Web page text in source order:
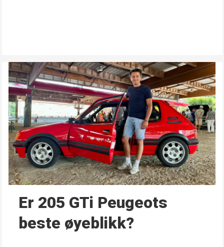
Er 205 GTi Peugeots
beste øyeblikk?